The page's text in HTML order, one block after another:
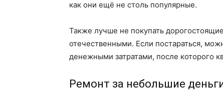
как они ещё не столь популярные.
Также лучше не покупать
отечественными. Если постараться,
денежными затратами, после которого
Ремонт за небольшие